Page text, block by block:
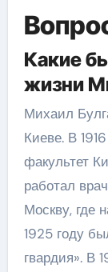
Какие
жизни
Михаил
Киеве. В
факультет
работал
Москву, где
1925 году
гвардия». В